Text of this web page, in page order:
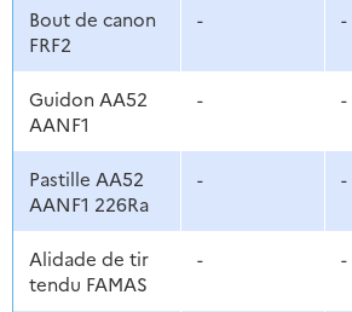
Bout de canon
FRF2
- -
Guidon AA52
AANF1
- -
Pastille AA52
AANF1 226Ra
- -
Alidade de tir
tendu FAMAS
- -